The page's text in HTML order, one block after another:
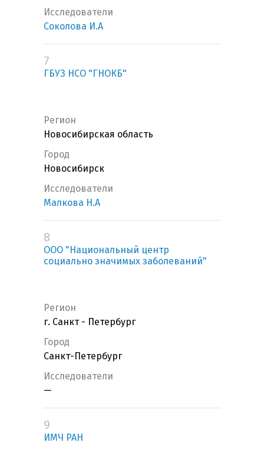
Исследователи
Соколова И.А
7
ГБУЗ НСО "ГНОКБ"
Регион
Новосибирская область
Город
Новосибирск
Исследователи
Малкова Н.А
8
ООО "Национальный центр
социально значимых заболеваний"
Регион
г. Санкт - Петербург
Город
Санкт-Петербург
Исследователи
—
9
ИМЧ РАН